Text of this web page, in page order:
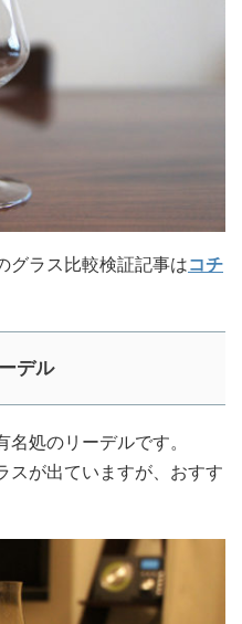
グラス比較検証記事はコチ
デル
処のリーデルです。
スが出ていますが、おすす